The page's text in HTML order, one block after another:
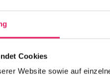
Cookies
Website sowie auf